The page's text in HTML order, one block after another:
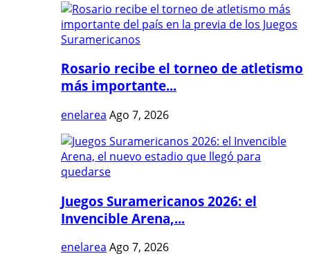
Rosario recibe el torneo de atletismo
más importante...
enelarea Ago 7, 2026
Juegos Suramericanos 2026: el
Invencible Arena,...
enelarea Ago 7, 2026